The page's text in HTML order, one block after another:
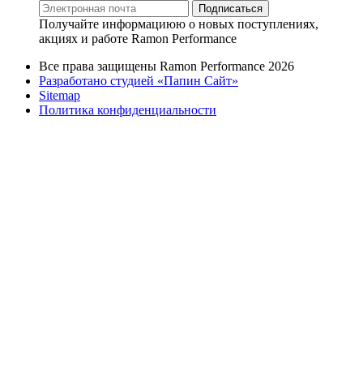
Подписаться
Получайте информациюю о новых поступлениях,
акциях и работе Ramon Performance
Все права защищены Ramon Performance 2026
Разработано студией «Папин Сайт»
Sitemap
Политика конфиденциальности